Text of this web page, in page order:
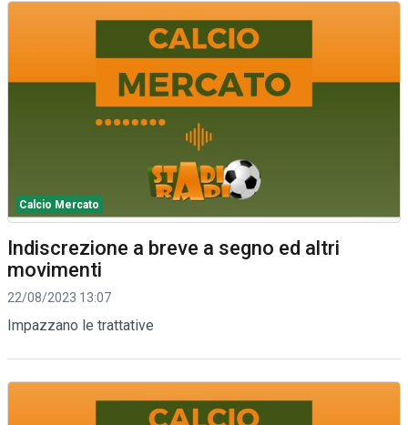
Calcio Mercato
Indiscrezione a breve a segno ed altri
movimenti
22/08/2023 13:07
Impazzano le trattative